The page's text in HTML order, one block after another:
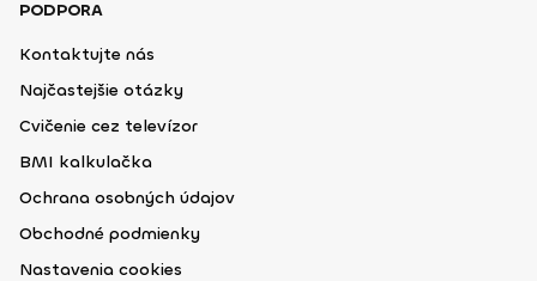
PODPORA
Kontaktujte nás
Najčastejšie otázky
Cvičenie cez televízor
BMI kalkulačka
Ochrana osobných údajov
Obchodné podmienky
Nastavenia cookies